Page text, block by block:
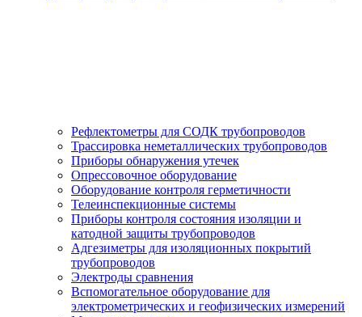
Рефлектометры для СОДК трубопроводов
Трассировка неметаллических трубопроводов
Приборы обнаружения утечек
Опрессовочное оборудование
Оборудование контроля герметичности
Телеинспекционные системы
Приборы контроля состояния изоляции и
катодной защиты трубопроводов
Адгезиметры для изоляционных покрытий
трубопроводов
Электроды сравнения
Вспомогательное оборудование для
электрометрических и геофизических измерений